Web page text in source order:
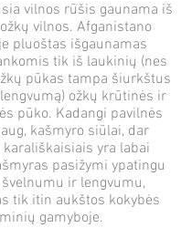
vilnos rūšis gaunama iš
vilnos. Afganistano
pluoštas išgaunamas
tik iš laukinių (nes
pūkas tampa šiurkštus
ožkų krūtinės ir
pūko. Kadangi pavilnės
kašmyro siūlai, dar
yra labai
pasižymi ypatingu
ir lengvumu,
tik itin aukštos kokybės
gamyboje.